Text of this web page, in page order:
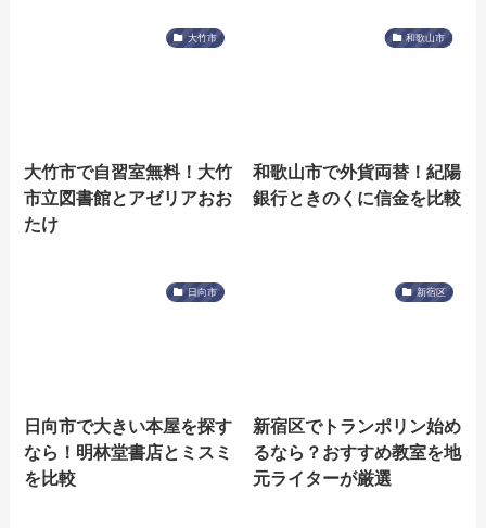
大竹市
大竹市で自習室無料！大竹
市立図書館とアゼリアおお
たけ
和歌山市
和歌山市で外貨両替！紀陽
銀行ときのくに信金を比較
日向市
日向市で大きい本屋を探す
なら！明林堂書店とミスミ
を比較
新宿区
新宿区でトランポリン始め
るなら？おすすめ教室を地
元ライターが厳選